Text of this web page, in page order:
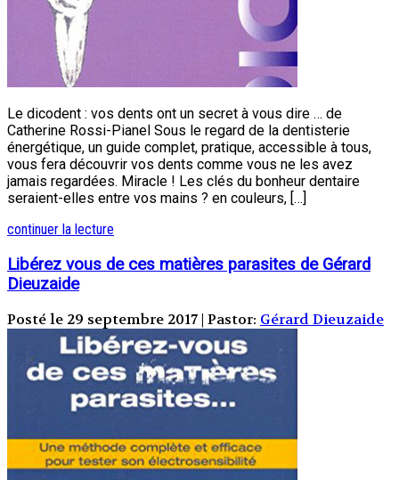
Le dicodent : vos dents ont un secret à vous dire … de
Catherine Rossi-Pianel Sous le regard de la dentisterie
énergétique, un guide complet, pratique, accessible à tous,
vous fera découvrir vos dents comme vous ne les avez
jamais regardées. Miracle ! Les clés du bonheur dentaire
seraient-elles entre vos mains ? en couleurs, […]
continuer la lecture
Libérez vous de ces matières parasites de Gérard
Dieuzaide
Posté le 29 septembre 2017 | Pastor: Gérard Dieuzaide